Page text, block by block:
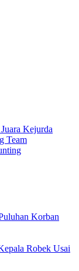
Kejurda
Team
Korban
Robek Usai